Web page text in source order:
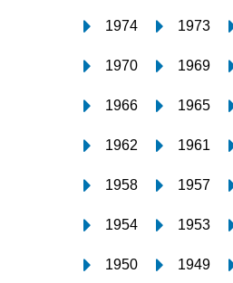
1974 1973
1970 1969
1966 1965
1962 1961
1958 1957
1954 1953
1950 1949